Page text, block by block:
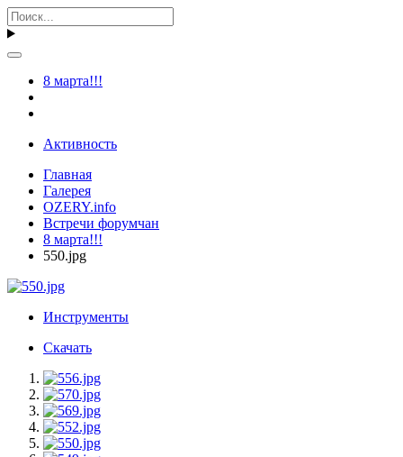
8 марта!!!
Активность
Главная
Галерея
OZERY.info
Встречи форумчан
8 марта!!!
550.jpg
Инструменты
Скачать